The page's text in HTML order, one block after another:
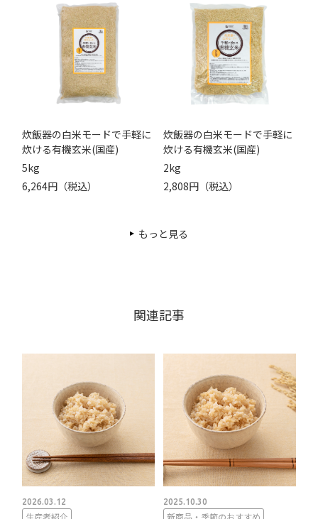
炊飯器の白米モードで手軽に
炊ける有機玄米(国産)
5kg
6,264円（税込）
炊飯器の白米モードで手軽に
炊ける有機玄米(国産)
2kg
2,808円（税込）
もっと見る
関連記事
2026.03.12
生産者紹介
2025.10.30
新商品・季節のおすすめ